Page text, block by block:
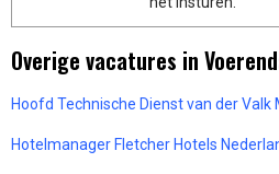
Overige vacatures in
Hoofd Technische Dienst van der
Hotelmanager Fletcher Hotels